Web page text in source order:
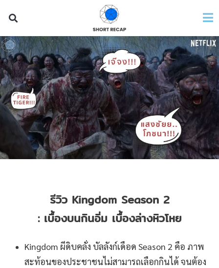
รีวิว Kingdom Season 2
: เบื้องบนกินอิ่ม เบื้องล่างหิวโหย
Kingdom ผีดิบคลั่ง บัลลังก์เดือด Season 2 คือ ภาพ
สะท้อนของประชาชนไม่สามารถเลือกกินได้ จนต้อง